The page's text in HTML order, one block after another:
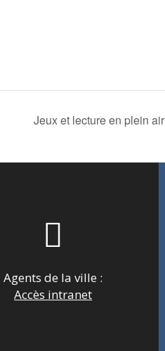
Jeux et lecture en plein air
Agents de la ville :
Accès intranet